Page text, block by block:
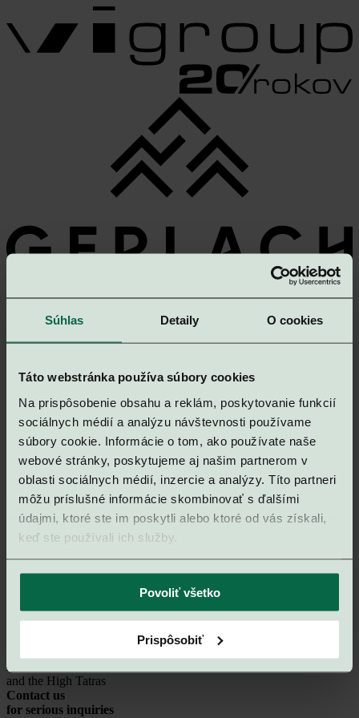
Súhlas Detaily O cookies
Táto webstránka používa súbory cookies
Na prispôsobenie obsahu a reklám, poskytovanie funkcií
sociálnych médií a analýzu návštevnosti používame
súbory cookie. Informácie o tom, ako používate naše
webové stránky, poskytujeme aj našim partnerom v
oblasti sociálnych médií, inzercie a analýzy. Títo partneri
môžu príslušné informácie skombinovať s ďalšími
údajmi, ktoré ste im poskytli alebo ktoré od vás získali,
keď ste používali ich služby.
Povoliť všetko
Prispôsobiť
Choose an apartment
SK EN
Resort
Location
Architecture
Hotel program
Apartment offerings*3D selector
Price list
Apartments
Parking
Storage units
Premium garage
Investment Compass
Gallery
Contact
Latest news from Gerlach Resort
and the High Tatras
Contact us
for serious inquiries